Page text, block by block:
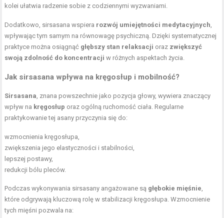
kolei ułatwia radzenie sobie z codziennymi wyzwaniami.
Dodatkowo, sirsasana wspiera rozwój umiejętności medytacyjnych,
wpływając tym samym na równowagę psychiczną. Dzięki systematycznej
praktyce można osiągnąć głębszy stan relaksacji oraz zwiększyć
swoją zdolność do koncentracji w różnych aspektach życia.
Jak sirsasana wpływa na kręgosłup i mobilność?
Sirsasana, znana powszechnie jako pozycja głowy, wywiera znaczący
wpływ na kręgosłup oraz ogólną ruchomość ciała. Regularne
praktykowanie tej asany przyczynia się do:
wzmocnienia kręgosłupa,
zwiększenia jego elastyczności i stabilności,
lepszej postawy,
redukcji bólu pleców.
Podczas wykonywania sirsasany angażowane są głębokie mięśnie,
które odgrywają kluczową rolę w stabilizacji kręgosłupa. Wzmocnienie
tych mięśni pozwala na: